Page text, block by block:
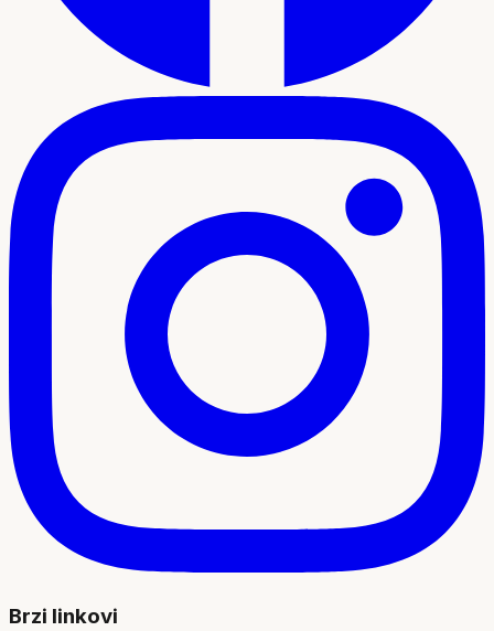
Brzi linkovi